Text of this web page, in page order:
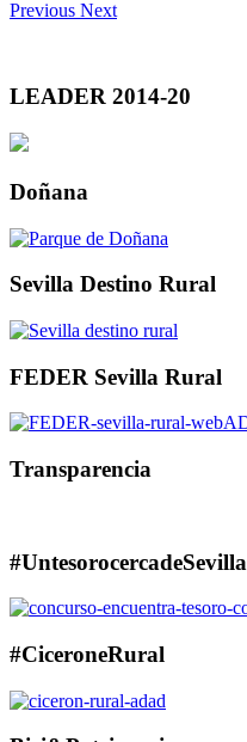
Previous Next
LEADER 2014-20
Doñana
Sevilla Destino Rural
FEDER Sevilla Rural
Transparencia
#UntesorocercadeSevilla
#CiceroneRural